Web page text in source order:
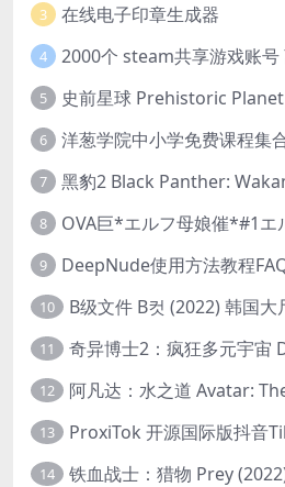
3 在线电子印章生成器
4 2000个 steam共享游戏账
5
6 洋葱学院中小学免费课程集
7
8
9 DeepNude使用方法教程
10
11
12
13
14 铁血战士：猎物 Prey